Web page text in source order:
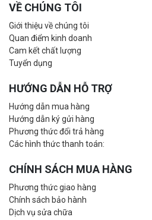
VỀ CHÚNG TÔI
Giới thiệu về chúng tôi
Quan điểm kinh doanh
Cam kết chất lượng
Tuyển dụng
HƯỚNG DẪN HỖ TRỢ
Hướng dẫn mua hàng
Hướng dẫn ký gửi hàng
Phương thức đổi trả hàng
Các hình thức thanh toán:
CHÍNH SÁCH MUA HÀNG
Phương thức giao hàng
Chính sách bảo hành
Dịch vụ sửa chữa